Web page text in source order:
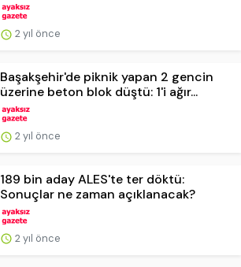
2 yıl önce
Başakşehir'de piknik yapan 2 gencin
üzerine beton blok düştü: 1'i ağır...
2 yıl önce
189 bin aday ALES'te ter döktü:
Sonuçlar ne zaman açıklanacak?
2 yıl önce